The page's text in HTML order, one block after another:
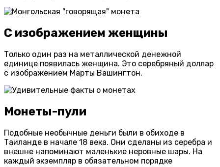
С изображением женщины
Только один раз на металлической денежной
единице появилась женщина. Это серебряный доллар
с изображением Марты Вашингтон.
Монеты-пули
Подобные необычные деньги были в обиходе в
Таиланде в начале 18 века. Они сделаны из серебра и
внешне напоминают маленькие неровные шары. На
каждый экземпляр в обязательном порядке